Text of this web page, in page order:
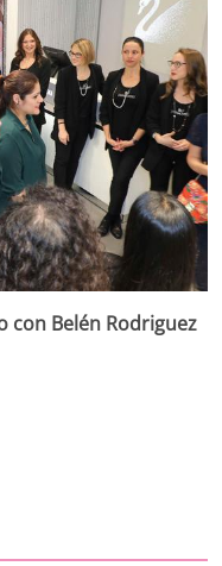
con Belén Rodriguez